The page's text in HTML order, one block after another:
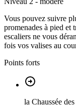
Vous pouvez suivre
promenades à pied et
escaliers ne vous
fois vos valises au
Points forts
la Chaussée